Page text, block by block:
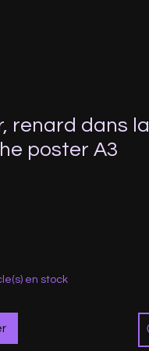
renard dans la
poster A3
en stock